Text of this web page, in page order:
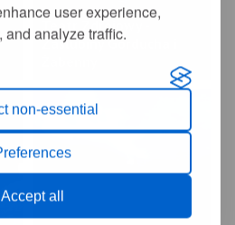
user experience,
analyze traffic.
non-essential
Accept all
Teatr Zdrojowy -
Zaślubiny Górducha i